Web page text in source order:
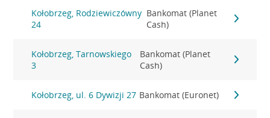
Kołobrzeg, Rodziewiczówny
24
Bankomat (Planet
Cash)
Kołobrzeg, Tarnowskiego
3
Bankomat (Planet
Cash)
Kołobrzeg, ul. 6 Dywizji 27 Bankomat (Euronet)